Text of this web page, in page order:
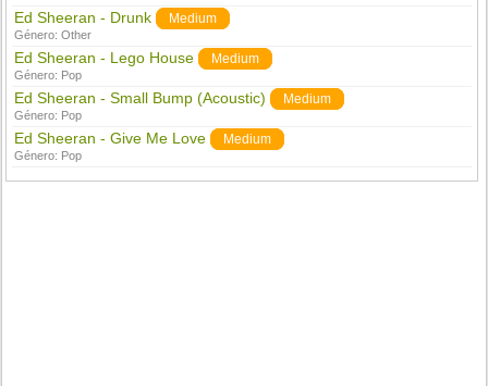
Ed Sheeran - Drunk Medium
Género:Other
Ed Sheeran - Lego House Medium
Género: Pop
Ed Sheeran - Small Bump (Acoustic) Medium
Género: Pop
Ed Sheeran - Give Me Love Medium
Género: Pop